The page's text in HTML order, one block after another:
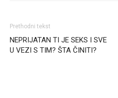
Prethodni tekst
NEPRIJATAN TI JE SEKS I SVE
U VEZI S TIM? ŠTA ČINITI?